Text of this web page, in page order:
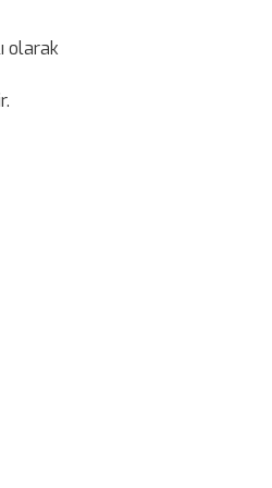
olarak